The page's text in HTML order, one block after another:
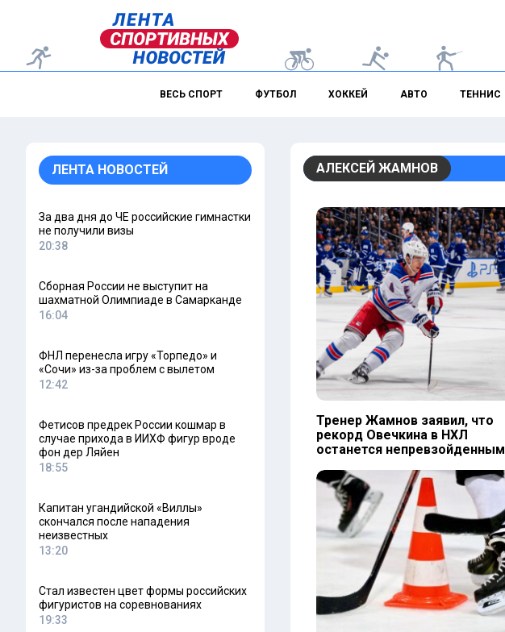
ВЕСЬ СПОРТ ФУТБОЛ ХОККЕЙ АВТО ТЕННИС
ЛЕНТА НОВОСТЕЙ
За два дня до ЧЕ российские гимнастки
не получили визы
20:38
Сборная России не выступит на
шахматной Олимпиаде в Самарканде
16:04
ФНЛ перенесла игру «Торпедо» и
«Сочи» из-за проблем с вылетом
12:42
Фетисов предрек России кошмар в
случае прихода в ИИХФ фигур вроде
фон дер Ляйен
18:55
Капитан угандийской «Виллы»
скончался после нападения
неизвестных
13:20
Стал известен цвет формы российских
фигуристов на соревнованиях
19:33
АЛЕКСЕЙ ЖАМНОВ
Тренер Жамнов заявил, что
рекорд Овечкина в НХЛ
останется непревзойденным